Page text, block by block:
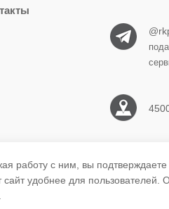
работу с ним, вы
удобнее для пользователей.